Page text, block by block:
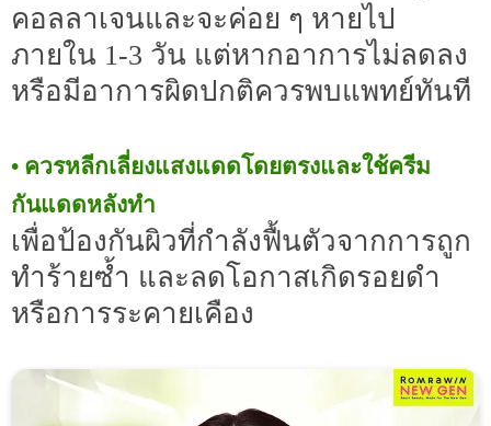
คอลลาเจนและจะค่อย ๆ หายไป
ภายใน 1-3 วัน แต่หากอาการไม่ลดลง
หรือมีอาการผิดปกติควรพบแพทย์ทันที
• ควรหลีกเลี่ยงแสงแดดโดยตรงและใช้ครีม
กันแดดหลังทำ
เพื่อป้องกันผิวที่กำลังฟื้นตัวจากการถูก
ทำร้ายซ้ำ และลดโอกาสเกิดรอยดำ
หรือการระคายเคือง